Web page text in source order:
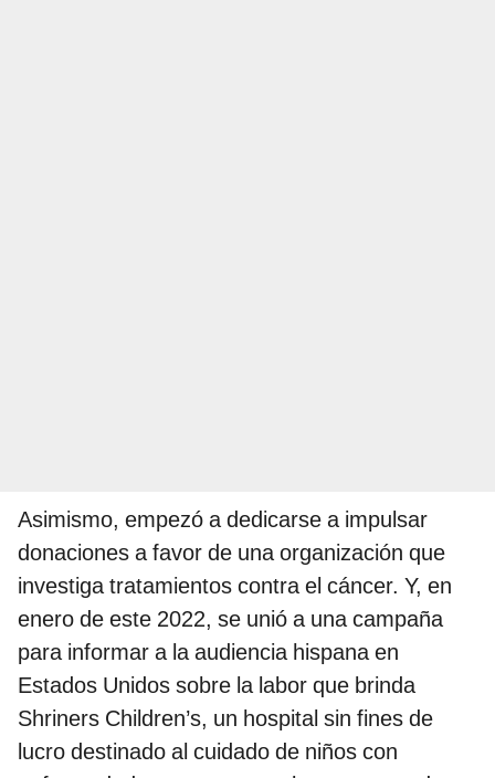
Asimismo, empezó a dedicarse a impulsar
donaciones a favor de una organización que
investiga tratamientos contra el cáncer. Y, en
enero de este 2022, se unió a una campaña
para informar a la audiencia hispana en
Estados Unidos sobre la labor que brinda
Shriners Children’s, un hospital sin fines de
lucro destinado al cuidado de niños con